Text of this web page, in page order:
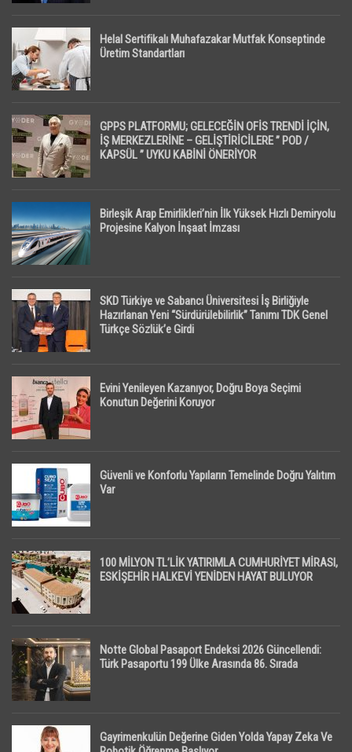
Helal Sertifikalı Muhafazakar Mutfak Konseptinde
Üretim Standartları
GPPS PLATFORMU; GELECEĞİN OFİS TRENDİ İÇİN,
İŞ MERKEZLERİNE – GELİŞTİRİCİLERE ” POD /
KAPSÜL ” UYKU KABİNİ ÖNERİYOR
Birleşik Arap Emirlikleri’nin İlk Yüksek Hızlı Demiryolu
Projesine Kalyon İnşaat İmzası
SKD Türkiye ve Sabancı Üniversitesi İş Birliğiyle
Hazırlanan Yeni “Sürdürülebilirlik” Tanımı TDK Genel
Türkçe Sözlük’e Girdi
Evini Yenileyen Kazanıyor, Doğru Boya Seçimi
Konutun Değerini Koruyor
Güvenli ve Konforlu Yapıların Temelinde Doğru Yalıtım
Var
100 MİLYON TL’LİK YATIRIMLA CUMHURİYET MİRASI,
ESKİŞEHİR HALKEVİ YENİDEN HAYAT BULUYOR
Notte Global Pasaport Endeksi 2026 Güncellendi:
Türk Pasaportu 199 Ülke Arasında 86. Sırada
Gayrimenkulün Değerine Giden Yolda Yapay Zeka Ve